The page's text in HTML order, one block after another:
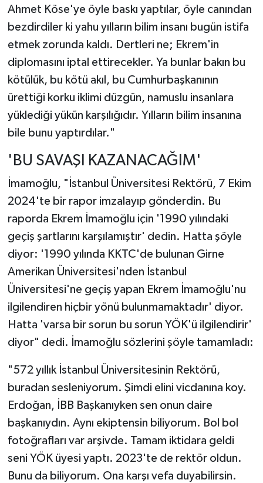
Ahmet Köse'ye öyle baskı yaptılar, öyle canından
bezdirdiler ki yahu yılların bilim insanı bugün istifa
etmek zorunda kaldı. Dertleri ne; Ekrem'in
diplomasını iptal ettirecekler. Ya bunlar bakın bu
kötülük, bu kötü akıl, bu Cumhurbaşkanının
ürettiği korku iklimi düzgün, namuslu insanlara
yüklediği yükün karşılığıdır. Yılların bilim insanına
bile bunu yaptırdılar."
'BU SAVAŞI KAZANACAĞIM'
İmamoğlu, "İstanbul Üniversitesi Rektörü, 7 Ekim
2024'te bir rapor imzalayıp gönderdin. Bu
raporda Ekrem İmamoğlu için '1990 yılındaki
geçiş şartlarını karşılamıştır' dedin. Hatta şöyle
diyor: '1990 yılında KKTC'de bulunan Girne
Amerikan Üniversitesi'nden İstanbul
Üniversitesi'ne geçiş yapan Ekrem İmamoğlu'nu
ilgilendiren hiçbir yönü bulunmamaktadır' diyor.
Hatta 'varsa bir sorun bu sorun YÖK'ü ilgilendirir'
diyor" dedi. İmamoğlu sözlerini şöyle tamamladı:
"572 yıllık İstanbul Üniversitesinin Rektörü,
buradan sesleniyorum. Şimdi elini vicdanına koy.
Erdoğan, İBB Başkanıyken sen onun daire
başkanıydın. Aynı ekiptensin biliyorum. Bol bol
fotoğrafları var arşivde. Tamam iktidara geldi
seni YÖK üyesi yaptı. 2023'te de rektör oldun.
Bunu da biliyorum. Ona karşı vefa duyabilirsin.